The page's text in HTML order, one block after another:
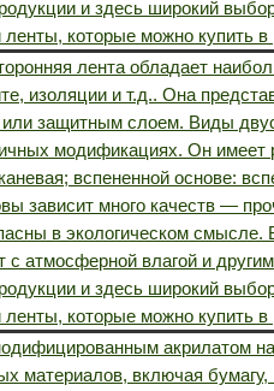
и здесь широкий
которые можно купить
лента обладает
изоляции и т.д.. Она
или защитным слоем. Виды
модификациях. Он
вспененной основе:
зависит много качеств —
в экологическом смысле.
атмосферной влагой и
и здесь широкий
которые можно купить
акрилатом на
материалов, включая бумагу,